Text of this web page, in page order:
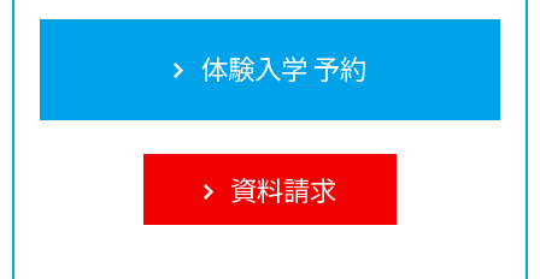
体験入学 予約
資料請求